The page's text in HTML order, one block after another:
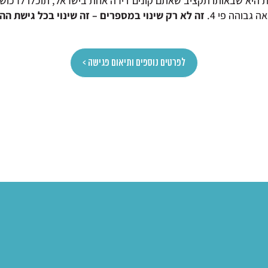
גבוהה פי 4.
זה לא רק שינוי במספרים – זה שינוי בכל גישת
לפרטים נוספים ותיאום פגישה >